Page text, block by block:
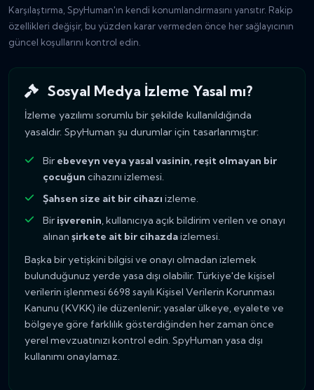
Karşılaştırma, SpyHuman'ın kendi konumlandırmasını yansıtır. Rakip
özellikleri değişir, bu yüzden karar vermeden önce her sağlayıcının
güncel koşullarını kontrol edin.
Sosyal Medya İzleme Yasal mı?
İzleme yazılımı sorumlu bir şekilde kullanıldığında
yasaldır. SpyHuman şu durumlar için tasarlanmıştır:
Bir ebeveyn veya yasal vasinin, reşit olmayan bir
çocuğun cihazını izlemesi.
Şahsen size ait bir cihazı izleme.
Bir işverenin, kullanıcıya açık bildirim verilen ve onayı
alınan şirkete ait bir cihazdaizlemesi.
Başka bir yetişkini bilgisi ve onayı olmadan izlemek
bulunduğunuz yerde yasa dışı olabilir. Türkiye'de kişisel
verilerin işlenmesi 6698 sayılı Kişisel Verilerin Korunması
Kanunu (KVKK) ile düzenlenir; yasalar ülkeye, eyalete ve
bölgeye göre farklılık gösterdiğinden her zaman önce
yerel mevzuatınızı kontrol edin. SpyHuman yasa dışı
kullanımı onaylamaz.